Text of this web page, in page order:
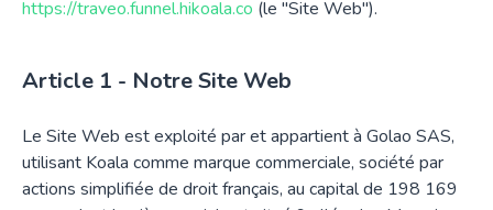
https://traveo.funnel.hikoala.co (le "Site Web").
Notre Site Web
Le Site Web est exploité par et appartient à Golao SAS,
utilisant Koala comme marque commerciale, société par
actions simplifiée de droit français, au capital de 198 169